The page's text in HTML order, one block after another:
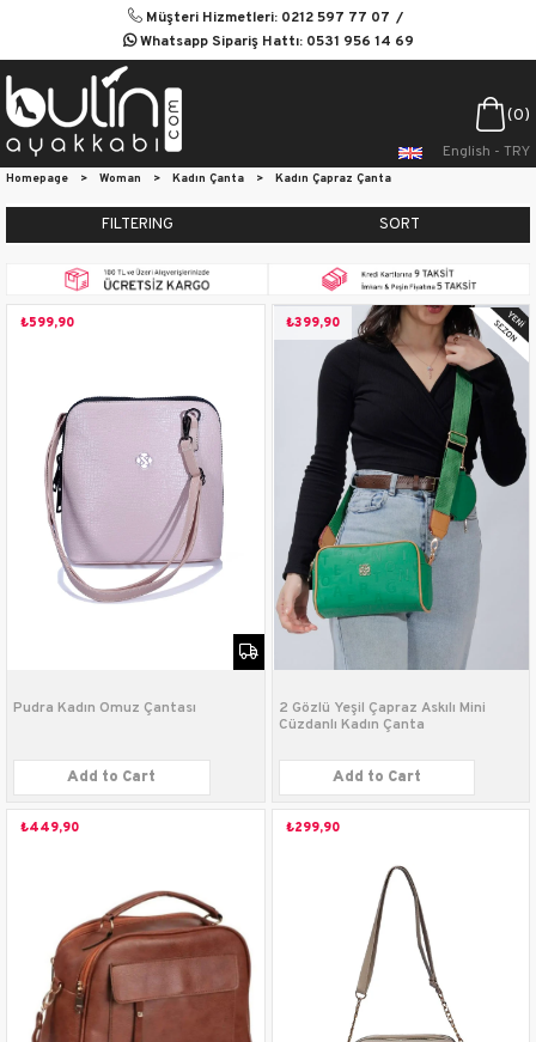
Müşteri Hizmetleri: 0212 597 77 07
Whatsapp Sipariş Hattı: 0531 956 14 69
0
English - TRY
Homepage > Woman > Kadın Çanta > Kadın Çapraz Çanta
FILTERING SORT
Pudra Kadın Omuz Çantası
₺599,90
Add to Cart
2 Gözlü Yeşil Çapraz Askılı Mini
Cüzdanlı Kadın Çanta
₺399,90
Add to Cart
₺449,90 ₺299,90